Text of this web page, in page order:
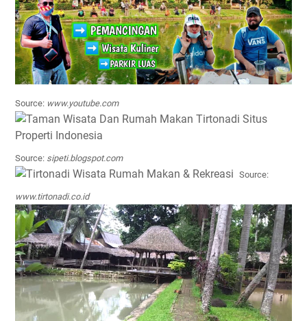
Source: www.youtube.com
Source: sipeti.blogspot.com
Source:
www.tirtonadi.co.id